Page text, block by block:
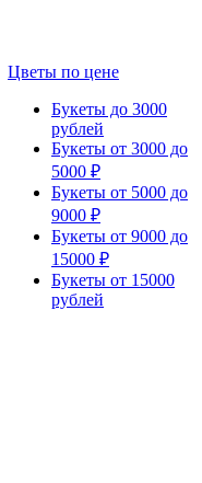
Цветы по цене
Букеты до 3000
рублей
Букеты от 3000 до
5000 ₽
Букеты от 5000 до
9000 ₽
Букеты от 9000 до
15000 ₽
Букеты от 15000
рублей